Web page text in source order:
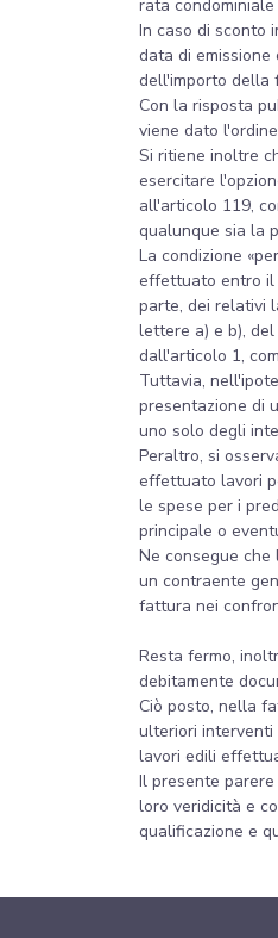
rata
In caso di sconto
data di
dell'importo della
Con la risposta
viene dato
Si ritiene inoltre
esercitare
all'articolo 119,
qualunque sia la
La condizione
effettuato entro il
parte, dei relativi
lettere a) e b),
dall'articolo 1,
Tuttavia,
presentazione di
uno solo degli
Peraltro, si
effettuato lavori
le spese per i
principale o
Ne consegue
un contraente
fattura nei
Resta fermo,
debitamente
Ciò posto, nella
ulteriori interventi
lavori edili
Il presente
loro veridicità e
qualificazione e